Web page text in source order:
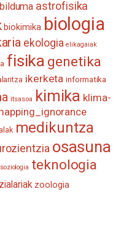
astrofisika
biokimika biologia
ekologia elikagaiak
fisika genetika
ikerketa informatika
itsasoa kimika klima-
medikuntza
osasuna
soziologia teknologia
zoologia